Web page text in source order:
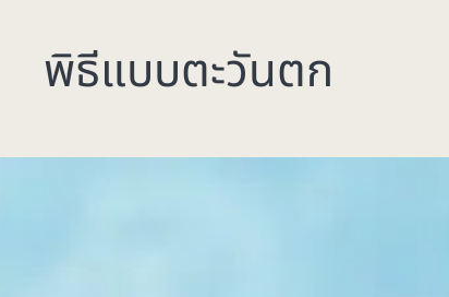
พิธีแบบตะวันตก